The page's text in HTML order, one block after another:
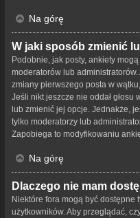
Na górę
W jaki sposób zmienić
Podobnie, jak posty, ankiety
moderatorów lub
zmiany pierwszego posta w
Jeśli nikt jeszcze nie oddał
lub zmienić jej opcje. Jednakże,
tylko moderatorzy lub
Zapobiega to modyfikowaniu
Na górę
Dlaczego nie mam
Niektóre fora mogą być dostępne
użytkowników. Aby przeglądać,